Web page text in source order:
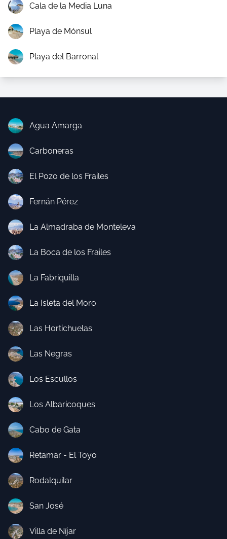
Cala de la Media Luna
Playa de Mónsul
Playa del Barronal
Agua Amarga
Carboneras
El Pozo de los Frailes
Fernán Pérez
La Almadraba de Monteleva
La Boca de los Frailes
La Fabriquilla
La Isleta del Moro
Las Hortichuelas
Las Negras
Los Escullos
Los Albaricoques
Cabo de Gata
Retamar - El Toyo
Rodalquilar
San José
Villa de Níjar